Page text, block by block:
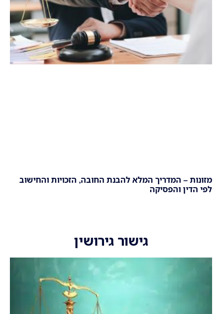
מזונות – המדריך המלא להבנת החובה, הזכויות והחישוב
לפי הדין והפסיקה
גישור גירושין